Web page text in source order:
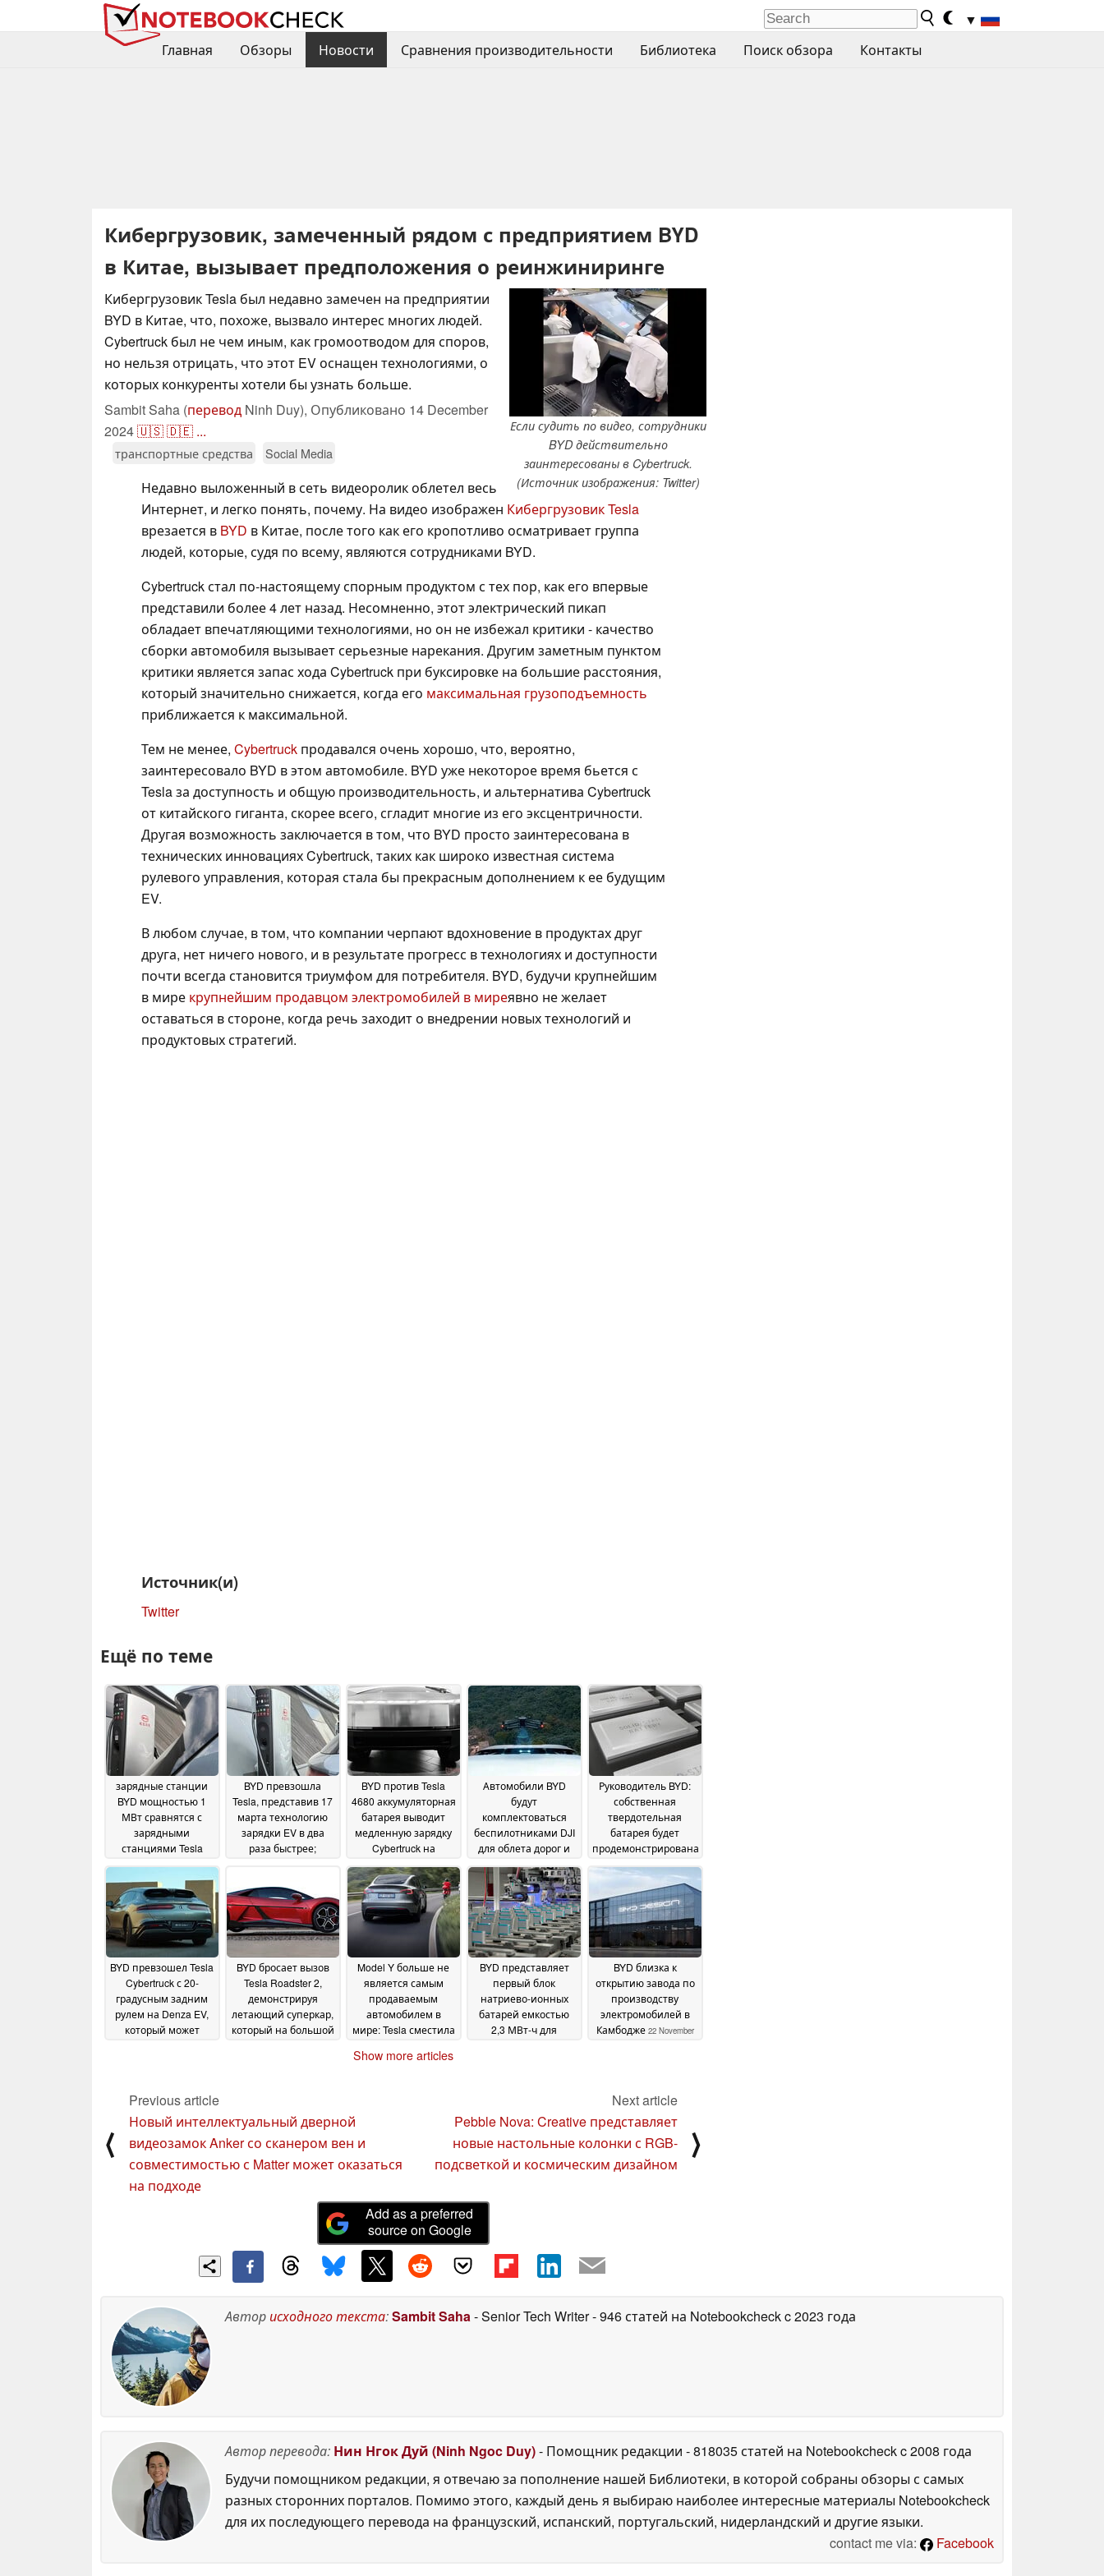
▼
Главная
Обзоры Новости Сравнения производительности Библиотека Поиск обзора Контакты
Кибергрузовик, замеченный рядом с предприятием BYD
в Китае, вызывает предположения о реинжиниринге
Если судить по видео, сотрудники
BYD действительно
заинтересованы в Cybertruck.
(Источник изображения: Twitter)
Кибергрузовик Tesla был недавно замечен на предприятии
BYD в Китае, что, похоже, вызвало интерес многих людей.
Cybertruck был не чем иным, как громоотводом для споров,
но нельзя отрицать, что этот EV оснащен технологиями, о
которых конкуренты хотели бы узнать больше.
Sambit Saha (перевод Ninh Duy), Опубликовано 14 December
2024🇺🇸🇩🇪 ...
транспортные средства Social Media
Недавно выложенный в сеть видеоролик облетел весь
Интернет, и легко понять, почему. На видео изображен Кибергрузовик Tesla
врезается в BYD в Китае, после того как его кропотливо осматривает группа
людей, которые, судя по всему, являются сотрудниками BYD.
Cybertruck стал по-настоящему спорным продуктом с тех пор, как его впервые
представили более 4 лет назад. Несомненно, этот электрический пикап
обладает впечатляющими технологиями, но он не избежал критики - качество
сборки автомобиля вызывает серьезные нарекания. Другим заметным пунктом
критики является запас хода Cybertruck при буксировке на большие расстояния,
который значительно снижается, когда его максимальная грузоподъемность
приближается к максимальной.
Тем не менее, Cybertruck продавался очень хорошо, что, вероятно,
заинтересовало BYD в этом автомобиле. BYD уже некоторое время бьется с
Tesla за доступность и общую производительность, и альтернатива Cybertruck
от китайского гиганта, скорее всего, сгладит многие из его эксцентричности.
Другая возможность заключается в том, что BYD просто заинтересована в
технических инновациях Cybertruck, таких как широко известная система
рулевого управления, которая стала бы прекрасным дополнением к ее будущим
EV.
В любом случае, в том, что компании черпают вдохновение в продуктах друг
друга, нет ничего нового, и в результате прогресс в технологиях и доступности
почти всегда становится триумфом для потребителя. BYD, будучи крупнейшим
в мире крупнейшим продавцом электромобилей в миреявно не желает
оставаться в стороне, когда речь заходит о внедрении новых технологий и
продуктовых стратегий.
Источник(и)
Twitter
Ещё по теме
зарядные станции
BYD мощностью 1
МВт сравнятся с
зарядными
станциями Tesla
благодаря
внедрению
независимой сети20
March 2025
BYD превзошла
Tesla, представив 17
марта технологию
зарядки EV в два
раза быстрее;
заказы на два EV14
March 2025
BYD против Tesla
4680 аккумуляторная
батарея выводит
медленную зарядку
Cybertruck на
неэффективность08
March 2025
Автомобили BYD
будут
комплектоваться
беспилотниками DJI
для облета дорог и
28 February 2025
Руководитель BYD:
собственная
твердотельная
батарея будет
продемонстрирована
17 February
BYD превзошел Tesla
Cybertruck с 20-
градусным задним
рулем на Denza EV,
который может
пространстве11
February 2025
BYD бросает вызов
Tesla Roadster 2,
демонстрируя
летающий суперкар,
который на большой
Model Y больше не
является самым
продаваемым
автомобилем в
мире: Tesla сместила
добилась самого
BYD представляет
первый блок
натриево-ионных
батарей емкостью
2,3 МВт-ч для
BYD близка к
открытию завода по
производству
электромобилей в
Камбодже 22 November
Show more articles
⟨
Previous article
Новый интеллектуальный дверной
видеозамок Anker со сканером вен и
совместимостью с Matter может оказаться
на подходе
Next article
Pebble Nova: Creative представляет
новые настольные колонки с RGB-
подсветкой и космическим дизайном
⟩
Add as a preferred
source on Google
Авторисходного текста:Sambit Saha- Senior Tech Writer- 946 статей на Notebookcheckc 2023 года
Автор перевода: Нин Нгок Дуй (Ninh Ngoc Duy)- Помощник редакции - 818035 статей на Notebookcheckc 2008 года
Будучи помощником редакции, я отвечаю за пополнение нашей Библиотеки, в которой собраны обзоры с самых
разных сторонних порталов. Помимо этого, каждый день я выбираю наиболее интересные материалы Notebookcheck
для их последующего перевода на французский, испанский, португальский, нидерландский и другие языки.
contact me via:
Facebook